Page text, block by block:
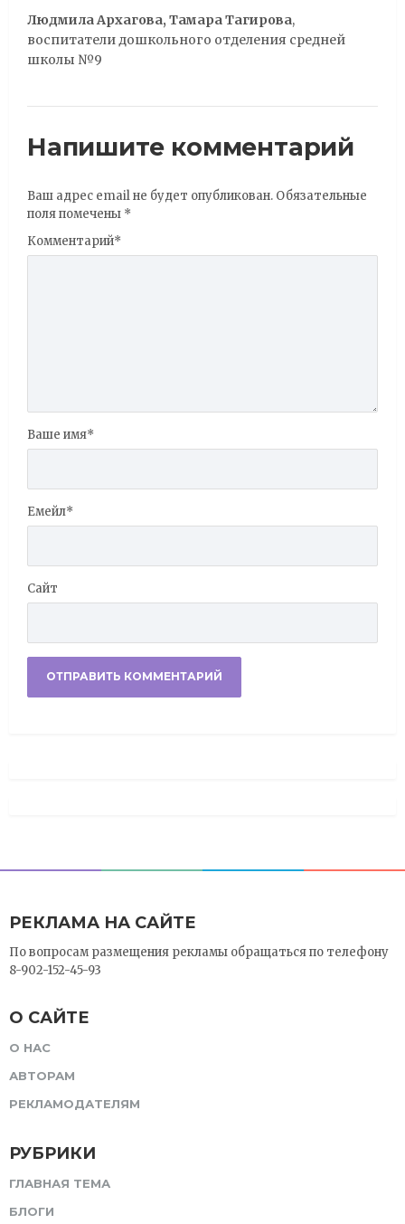
Людмила Архагова, Тамара Тагирова,
воспитатели дошкольного отделения средней
школы №9
Напишите комментарий
Ваш адрес email не будет опубликован. Обязательные
поля помечены *
Комментарий*
Ваше имя*
Емейл*
Сайт
РЕКЛАМА НА САЙТЕ
По вопросам размещения рекламы обращаться по телефону
8-902-152-45-93
О САЙТЕ
О НАС
АВТОРАМ
РЕКЛАМОДАТЕЛЯМ
РУБРИКИ
ГЛАВНАЯ ТЕМА
БЛОГИ